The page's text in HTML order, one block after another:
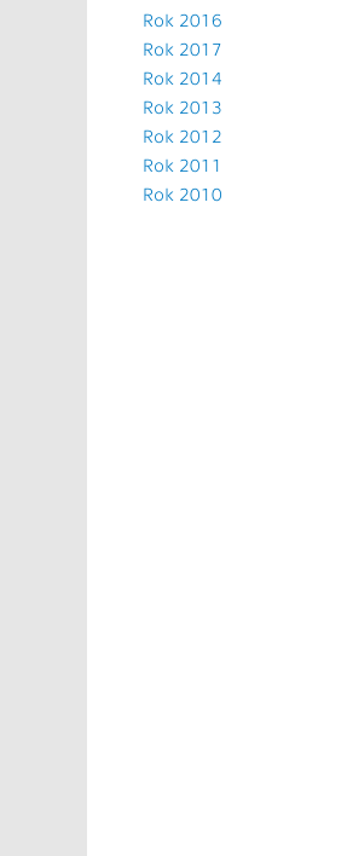
Rok 2016
Rok 2017
Rok 2014
Rok 2013
Rok 2012
Rok 2011
Rok 2010